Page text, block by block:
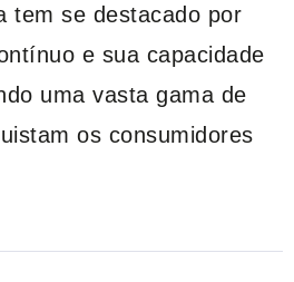
tem se destacado por
e sua capacidade
uma vasta gama de
os consumidores